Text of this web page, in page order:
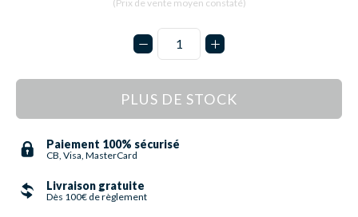
(Prix de vente moyen constaté)
PLUS DE STOCK
Paiement 100% sécurisé
CB, Visa, MasterCard
Livraison gratuite
Dès 100€ de règlement